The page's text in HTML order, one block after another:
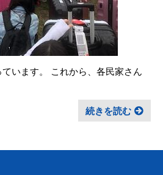
います。 これから、各民家さん
続きを読む